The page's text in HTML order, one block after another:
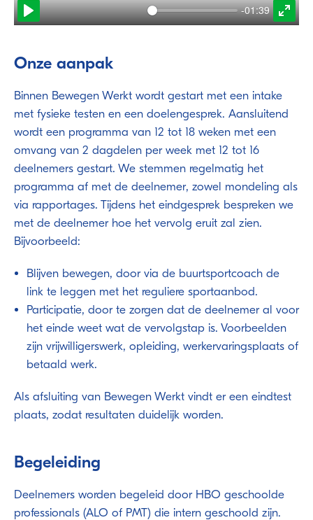
Play
-01:39
Enter
Onze aanpak
Binnen Bewegen Werkt wordt gestart met een intake
met fysieke testen en een doelengesprek. Aansluitend
wordt een programma van 12 tot 18 weken met een
omvang van 2 dagdelen per week met 12 tot 16
deelnemers gestart. We stemmen regelmatig het
programma af met de deelnemer, zowel mondeling als
via rapportages. Tijdens het eindgesprek bespreken we
met de deelnemer hoe het vervolg eruit zal zien.
Bijvoorbeeld:
Blijven bewegen, door via de buurtsportcoach de
link te leggen met het reguliere sportaanbod.
Participatie, door te zorgen dat de deelnemer al voor
het einde weet wat de vervolgstap is. Voorbeelden
zijn vrijwilligerswerk, opleiding, werkervaringsplaats of
betaald werk.
Als afsluiting van Bewegen Werkt vindt er een eindtest
plaats, zodat resultaten duidelijk worden.
Begeleiding
Deelnemers worden begeleid door HBO geschoolde
professionals (ALO of PMT) die intern geschoold zijn.